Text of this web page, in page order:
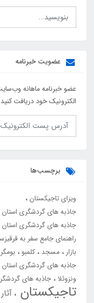
عضویت خبرنامه
عضو خبرنامه ماهانه
الکترونیک خود دریافت
برچسب‌ها
ویزای تاجیکستان
جاذبه های گردشگری
جاذبه های گردشگری
راهنمای جامع سفر به
بازار
مسجد کلمبو
جاذبه های گردشگری استان
ونزوئلا
جاذبه های
تاجیکستان